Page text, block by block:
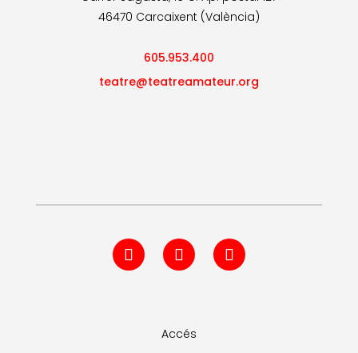
46470 Carcaixent (València)
605.953.400
teatre@teatreamateur.org
Accés